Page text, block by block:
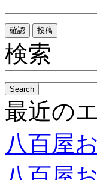
検索
最近の
八百屋